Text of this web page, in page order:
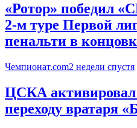
«Ротор» победил
2-м туре Первой
пенальти в
Чемпионат.com2 недели спустя
ЦСКА активировал
переходу вратаря